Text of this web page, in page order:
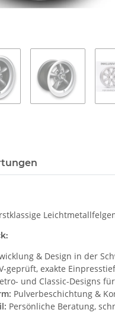
& Design in der
geprüft, exakte
und Classic-Designs
Pulverbeschichtung &
Persönliche Beratung,